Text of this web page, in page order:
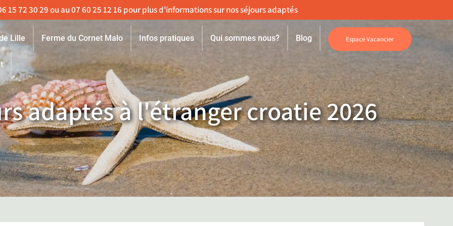
Espace Vacancier
Lille Ferme du Cornet Malo Infos pratiques Qui sommes nous? Blog
adaptés à l'étranger croatie 2026